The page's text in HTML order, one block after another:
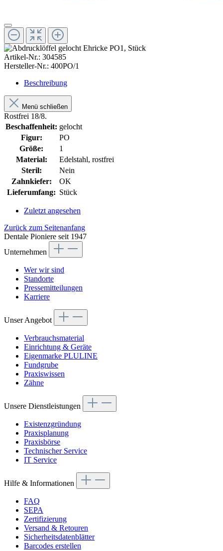
Artikel-Nr.: 304585
Hersteller-Nr.: 400PO/1
Beschreibung
Menü schließen
Rostfrei 18/8.
Beschaffenheit: gelocht
Figur:
PO
Größe:
1
Material:
Edelstahl, rostfrei
Steril:
Nein
Zahnkiefer:
OK
Lieferumfang: Stück
Zuletzt angesehen
Zurück zum Seitenanfang
Dentale Pioniere seit 1947
Unternehmen
Wer wir sind
Standorte
Pressemitteilungen
Karriere
Unser Angebot
Verbrauchsmaterial
Einrichtung & Geräte
Eigenmarke PLULINE
Fundgrube
Praxiswissen
Zähne
Unsere Dienstleistungen
Existenzgründung
Praxisplanung
Praxisbörse
Technischer Service
IT Service
Hilfe & Informationen
FAQ
SEPA
Zertifizierung
Versand & Retouren
Sicherheitsdatenblätter
Barcodes erstellen